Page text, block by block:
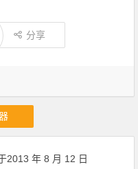
分享
2013 年 8 月 12 日